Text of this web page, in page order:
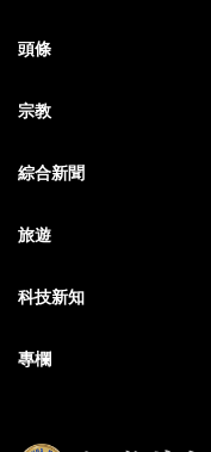
頭條
宗教
綜合新聞
旅遊
科技新知
專欄